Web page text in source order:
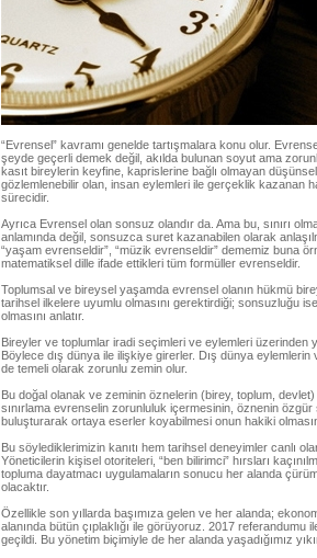
“Evrensel” kavramı genelde tartışmalara konu olur.
şeyde geçerli demek değil, akılda bulunan soyut ama
kasıt bireylerin keyfine, kaprislerine bağlı olmayan
gözlemlenebilir olan, insan eylemleri ile gerçeklik kazanan
sürecidir.
Ayrıca Evrensel olan sonsuz olandır da. Ama bu, sınırı
anlamında değil, sonsuzca suret kazanabilen olarak
“yaşam evrenseldir”, “müzik evrenseldir” dememiz buna
matematiksel dille ifade ettikleri tüm formüller evrenseldir.
Toplumsal ve bireysel yaşamda evrensel olanın hükmü
tarihsel ilkelere uyumlu olmasını gerektirdiği; sonsuzluğu
olmasını anlatır.
Bireyler ve toplumlar iradi seçimleri ve eylemleri üzerinden
Böylece dış dünya ile ilişkiye girerler. Dış dünya
de temeli olarak zorunlu zemin olur.
Bu doğal olanak ve zeminin öznelerin (birey, toplum,
sınırlama evrenselin zorunluluk içermesinin, öznenin
buluşturarak ortaya eserler koyabilmesi onun hakiki
Bu söylediklerimizin kanıtı hem tarihsel deneyimler canlı
Yöneticilerin kişisel otoriteleri, “ben bilirimci” hırsları
topluma dayatmacı uygulamaların sonucu her alanda
olacaktır.
Özellikle son yıllarda başımıza gelen ve her alanda;
alanında bütün çıplaklığı ile görüyoruz. 2017 referandumu
geçildi. Bu yönetim biçimiyle de her alanda yaşadığımız